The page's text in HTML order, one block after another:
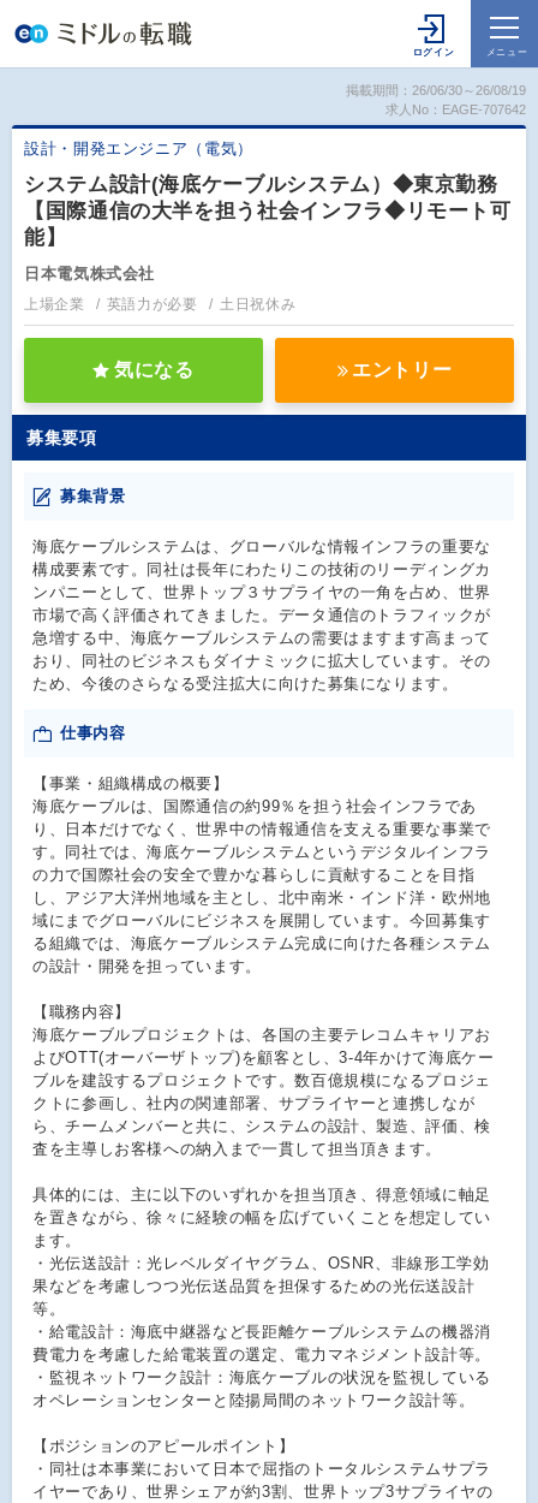
掲載期間：26/06/30～26/08/19
求人No：EAGE-707642
設計・開発エンジニア（電気）
システム設計(海底ケーブルシステム）◆東京勤務
【国際通信の大半を担う社会インフラ◆リモート可
能】
日本電気株式会社
上場企業 英語力が必要 土日祝休み
気になる エントリー
募集要項
募集背景
海底ケーブルシステムは、グローバルな情報インフラの重要な
構成要素です。同社は長年にわたりこの技術のリーディングカ
ンパニーとして、世界トップ３サプライヤの一角を占め、世界
市場で高く評価されてきました。データ通信のトラフィックが
急増する中、海底ケーブルシステムの需要はますます高まって
おり、同社のビジネスもダイナミックに拡大しています。その
ため、今後のさらなる受注拡大に向けた募集になります。
仕事内容
【事業・組織構成の概要】
海底ケーブルは、国際通信の約99％を担う社会インフラであ
り、日本だけでなく、世界中の情報通信を支える重要な事業で
す。同社では、海底ケーブルシステムというデジタルインフラ
の力で国際社会の安全で豊かな暮らしに貢献することを目指
し、アジア大洋州地域を主とし、北中南米・インド洋・欧州地
域にまでグローバルにビジネスを展開しています。今回募集す
る組織では、海底ケーブルシステム完成に向けた各種システム
の設計・開発を担っています。
【職務内容】
海底ケーブルプロジェクトは、各国の主要テレコムキャリアお
よびOTT(オーバーザトップ)を顧客とし、3-4年かけて海底ケー
ブルを建設するプロジェクトです。数百億規模になるプロジェ
クトに参画し、社内の関連部署、サプライヤーと連携しなが
ら、チームメンバーと共に、システムの設計、製造、評価、検
査を主導しお客様への納入まで一貫して担当頂きます。
具体的には、主に以下のいずれかを担当頂き、得意領域に軸足
を置きながら、徐々に経験の幅を広げていくことを想定してい
ます。
・光伝送設計：光レベルダイヤグラム、OSNR、非線形工学効
果などを考慮しつつ光伝送品質を担保するための光伝送設計
等。
・給電設計：海底中継器など長距離ケーブルシステムの機器消
費電力を考慮した給電装置の選定、電力マネジメント設計等。
・監視ネットワーク設計：海底ケーブルの状況を監視している
オペレーションセンターと陸揚局間のネットワーク設計等。
【ポジションのアピールポイント】
・同社は本事業において日本で屈指のトータルシステムサプラ
イヤーであり、世界シェアが約3割、世界トップ3サプライヤの